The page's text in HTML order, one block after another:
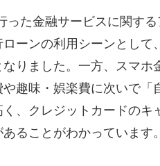
った金融サービスに関す
ーンの利用シーンとし
りました。一方、スマ
趣味・娯楽費に次いで
、クレジットカードの
ることがわかっています。